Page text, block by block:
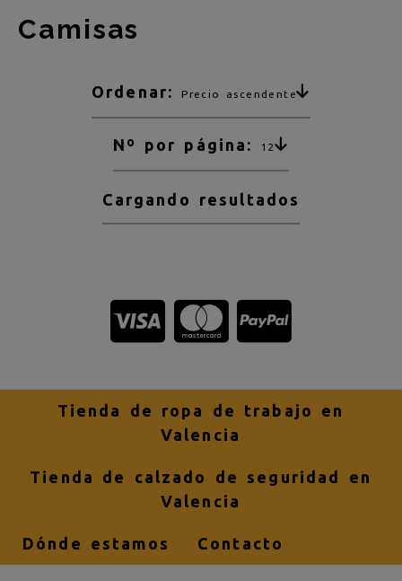
Camisas
Ordenar: Precio ascendente
Nº por página: 12
Cargando resultados
Tienda de ropa de trabajo en
Valencia
Tienda de calzado de seguridad en
Valencia
Dónde estamos Contacto